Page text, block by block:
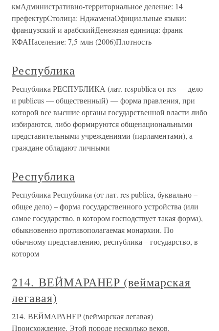
кмАдминистративно-территориальное деление: 14
префектурСтолица: НджаменаОфициальные языки:
французский и арабскийДенежная единица: франк
КФАНаселение: 7,5 млн (2006)Плотность
Республика
Республика РЕСПУБЛИКА (лат. respublica от res — дело
и publicus — общественный) — форма правления, при
которой все высшие органы государственной власти либо
избираются, либо формируются общенациональными
представительными учреждениями (парламентами), а
граждане обладают личными
Республика
Республика Республика (от лат. res publica, буквально –
общее дело) – форма государственного устройства (или
самое государство, в котором господствует такая форма),
обыкновенно противополагаемая монархии. По
обычному представлению, республика – государство, в
котором
214. ВЕЙМАРАНЕР (веймарская
легавая)
214. ВЕЙМАРАНЕР (веймарская легавая)
Происхождение. Этой породе несколько веков.